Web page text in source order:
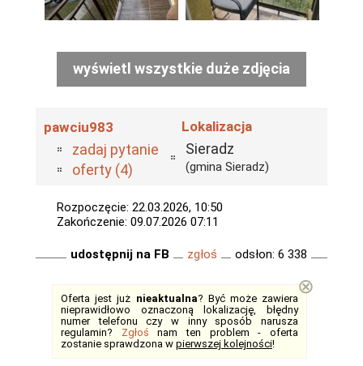
wyświetl wszystkie duże zdjęcia
pawciu983
zadaj pytanie
oferty (4)
Lokalizacja
Sieradz
(gmina Sieradz)
Rozpoczęcie: 22.03.2026, 10:50
Zakończenie: 09.07.2026 07:11
udostępnij na FB zgłoś odsłon: 6 338
Oferta jest już nieaktualna? Być może zawiera
nieprawidłowo oznaczoną lokalizację, błędny
numer telefonu czy w inny sposób narusza
regulamin? Zgłoś nam ten problem - oferta
zostanie sprawdzona w pierwszej kolejności!
⊗